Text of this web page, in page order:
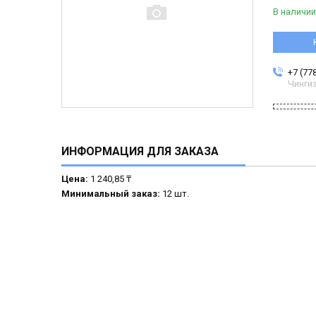
В наличии
+7
ИНФОРМАЦИЯ ДЛЯ ЗАКАЗА
Цена: 1 240,85 ₸
Минимальный заказ: 12 шт.